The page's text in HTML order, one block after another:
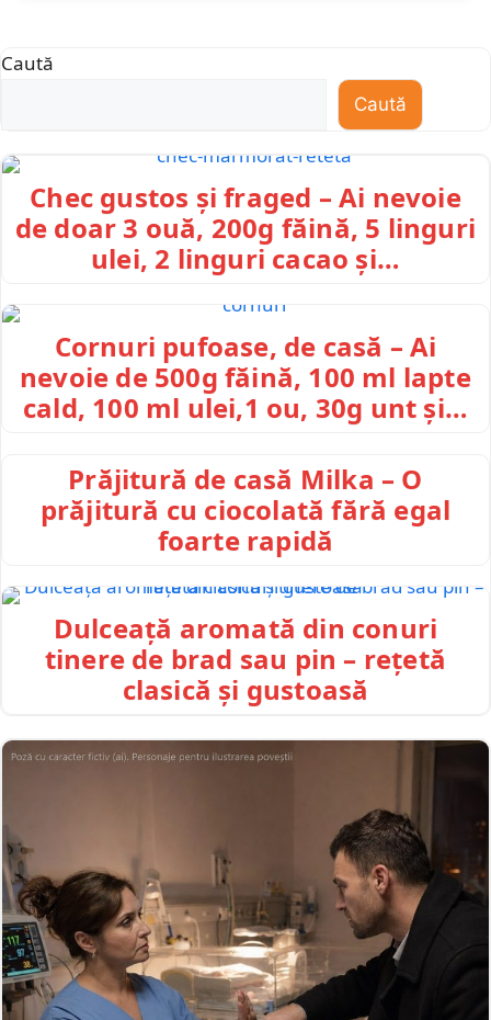
Caută
Caută
Chec gustos și fraged – Ai nevoie
de doar 3 ouă, 200g făină, 5 linguri
ulei, 2 linguri cacao și…
Cornuri pufoase, de casă – Ai
nevoie de 500g făină, 100 ml lapte
cald, 100 ml ulei,1 ou, 30g unt și…
Prăjitură de casă Milka – O
prăjitură cu ciocolată fără egal
foarte rapidă
Dulceață aromată din conuri
tinere de brad sau pin – rețetă
clasică și gustoasă